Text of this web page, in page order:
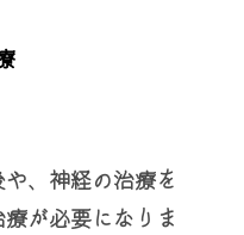
、神経の治療を
が必要になりま